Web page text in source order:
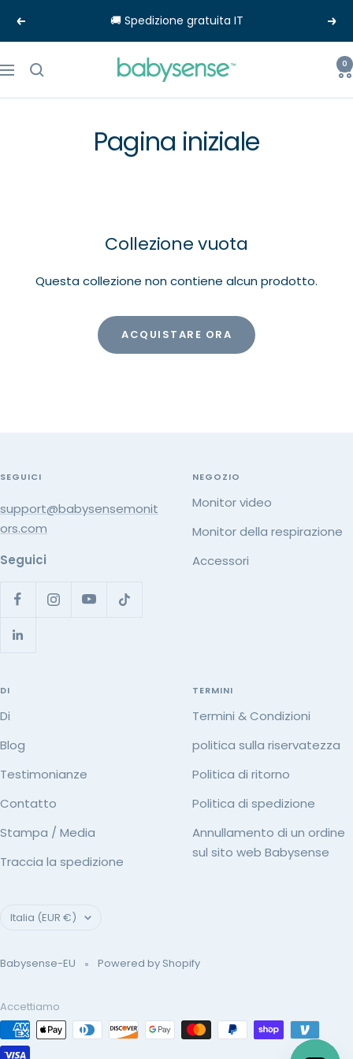
Precedente 🚚 Spedizione gratuita IT
Navigazione
Babysense-
0
Pagina iniziale
Collezione vuota
Questa collezione non contiene alcun prodotto.
ACQUISTARE ORA
SEGUICI
support@babysensemonit
ors.com
Seguici
NEGOZIO
Monitor video
Monitor della respirazione
Accessori
DI
Di
Blog
Testimonianze
Contatto
Stampa / Media
Traccia la spedizione
TERMINI
Termini & Condizioni
politica sulla riservatezza
Politica di ritorno
Politica di spedizione
Annullamento di un ordine
sul sito web Babysense
Paese/Area
Italia (EUR €)
Babysense-EU Powered by Shopify
Accettiamo